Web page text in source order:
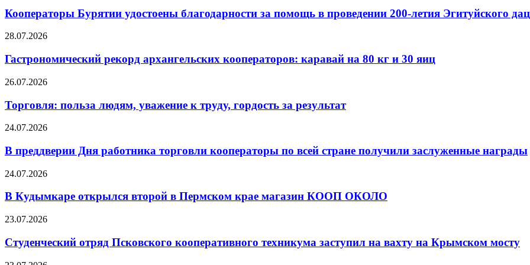
Кооператоры Бурятии удостоены благодарности за помощь в проведении 200-летия Эгитуйского
28.07.2026
Гастрономический рекорд архангельских кооператоров: каравай на 80 кг и 30 яиц
26.07.2026
Торговля: польза людям, уважение к труду, гордость за результат
24.07.2026
В преддверии Дня работника торговли кооператоры по всей стране получили заслуженные награды
24.07.2026
В Кудымкаре открылся второй в Пермском крае магазин КООП ОКОЛО
23.07.2026
Студенческий отряд Псковского кооперативного техникума заступил на вахту на Крымском мосту